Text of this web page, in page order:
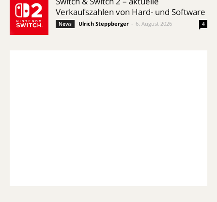
Verkaufszahlen von Hard- und Software
News Ulrich Steppberger 6. August 2026 4